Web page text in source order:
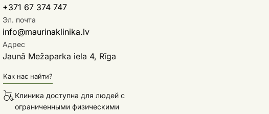
+371 67 374 747
Эл. почта
info@maurinaklinika.lv
Адрес
Jaunā Mežaparka iela 4, Rīga
Как нас найти?
Клиника доступна для людей с
ограниченными физическими